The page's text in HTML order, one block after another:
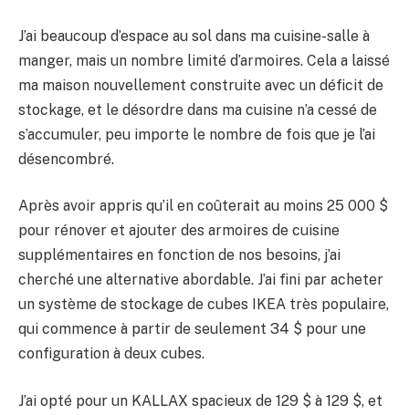
BULLETIN
J’ai beaucoup d’espace au sol dans ma cuisine-salle à
manger, mais un nombre limité d’armoires. Cela a laissé
ma maison nouvellement construite avec un déficit de
stockage, et le désordre dans ma cuisine n’a cessé de
s’accumuler, peu importe le nombre de fois que je l’ai
désencombré.
Après avoir appris qu’il en coûterait au moins 25 000 $
pour rénover et ajouter des armoires de cuisine
supplémentaires en fonction de nos besoins, j’ai
cherché une alternative abordable. J’ai fini par acheter
un système de stockage de cubes IKEA très populaire,
qui commence à partir de seulement 34 $ pour une
configuration à deux cubes.
J’ai opté pour un KALLAX spacieux de 129 $ à 129 $, et